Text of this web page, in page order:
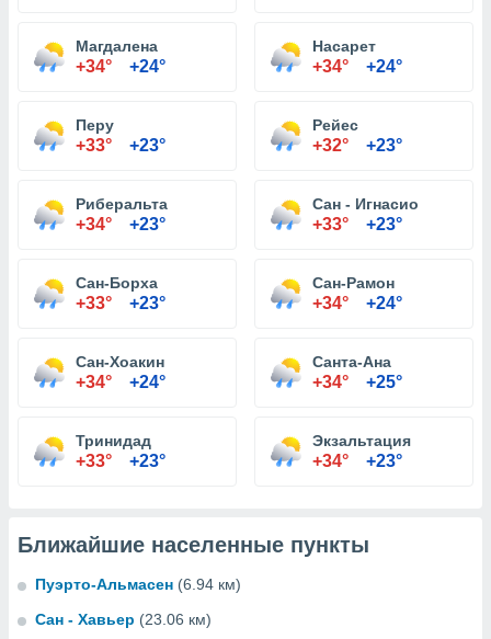
Магдалена
+34° +24°
Насарет
+34° +24°
Перу
+33° +23°
Рейес
+32° +23°
Риберальта
+34° +23°
Сан - Игнасио
+33° +23°
Сан-Борха
+33° +23°
Сан-Рамон
+34° +24°
Сан-Хоакин
+34° +24°
Санта-Ана
+34° +25°
Тринидад
+33° +23°
Экзальтация
+34° +23°
Ближайшие населенные пункты
Пуэрто-Альмасен (6.94 км)
Сан - Хавьер (23.06 км)